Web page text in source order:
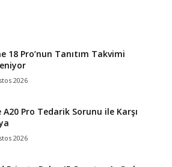
18 Pro’nun Tanıtım Takvimi
2026
A20 Pro Tedarik Sorunu ile Karşı
2026